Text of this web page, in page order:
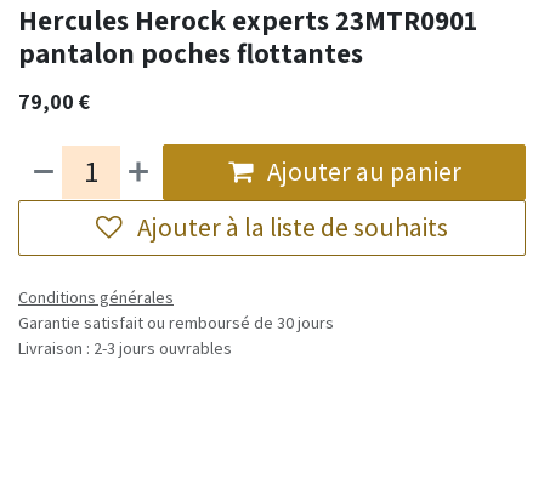
Hercules Herock experts 23MTR0901
pantalon poches flottantes
79,00 €
Ajouter au panier
Ajouter à la liste de souhaits
Conditions générales
Garantie satisfait ou remboursé de 30 jours
Livraison : 2-3 jours ouvrables